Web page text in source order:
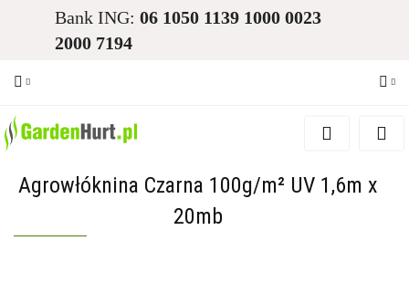
Bank ING: 06 1050 1139 1000 0023
2000 7194
Zaloguj się
Dodaj zgłoszenie
Agrowłóknina Czarna 100g/m² UV 1,6m x
20mb